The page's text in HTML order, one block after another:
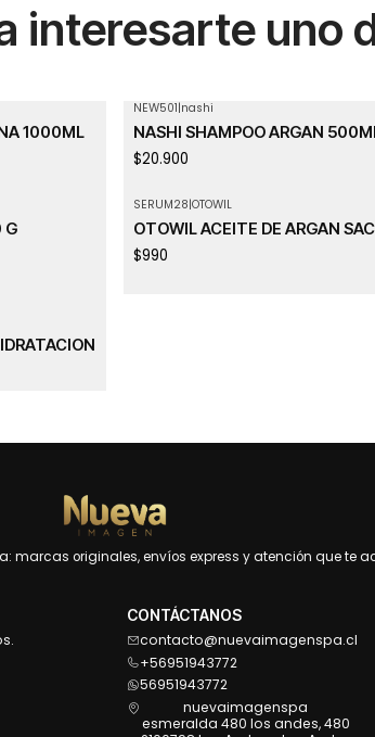
interesarte uno
1000ML
NEW501|nashi
NASHI SHAMPOO ARGAN
$20.900
G
SERUM28|OTOWIL
OTOWIL ACEITE DE ARGAN
$990
originales, envíos express y atención que te
CONTÁCTANOS
contacto@nuevaimagenspa.cl
+56951943772
56951943772
nuevaimagenspa
esmeralda 480 los andes, 480